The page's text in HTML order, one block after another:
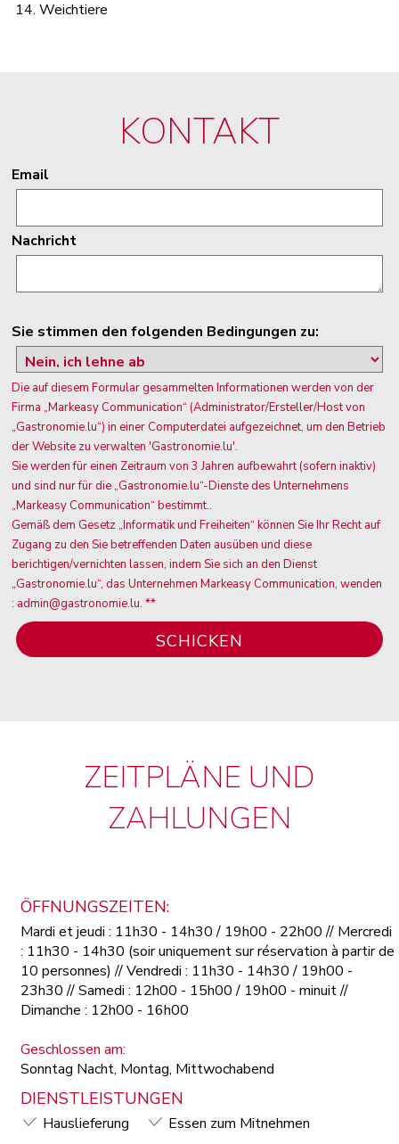
14. Weichtiere
KONTAKT
Email
Nachricht
Sie stimmen den folgenden Bedingungen zu:
Die auf diesem Formular gesammelten Informationen werden von der
Firma „Markeasy Communication“ (Administrator/Ersteller/Host von
„Gastronomie.lu“) in einer Computerdatei aufgezeichnet, um den Betrieb
der Website zu verwalten 'Gastronomie.lu'.
Sie werden für einen Zeitraum von 3 Jahren aufbewahrt (sofern inaktiv)
und sind nur für die „Gastronomie.lu“-Dienste des Unternehmens
„Markeasy Communication“ bestimmt..
Gemäß dem Gesetz „Informatik und Freiheiten“ können Sie Ihr Recht auf
Zugang zu den Sie betreffenden Daten ausüben und diese
berichtigen/vernichten lassen, indem Sie sich an den Dienst
„Gastronomie.lu“, das Unternehmen Markeasy Communication, wenden
: admin@gastronomie.lu. **
ZEITPLÄNE UND
ZAHLUNGEN
ÖFFNUNGSZEITEN:
Mardi et jeudi : 11h30 - 14h30 / 19h00 - 22h00 // Mercredi
: 11h30 - 14h30 (soir uniquement sur réservation à partir de
10 personnes) // Vendredi : 11h30 - 14h30 / 19h00 -
23h30 // Samedi : 12h00 - 15h00 / 19h00 - minuit //
Dimanche : 12h00 - 16h00
Geschlossen am:
Sonntag Nacht, Montag, Mittwochabend
DIENSTLEISTUNGEN
Hauslieferung Essen zum Mitnehmen